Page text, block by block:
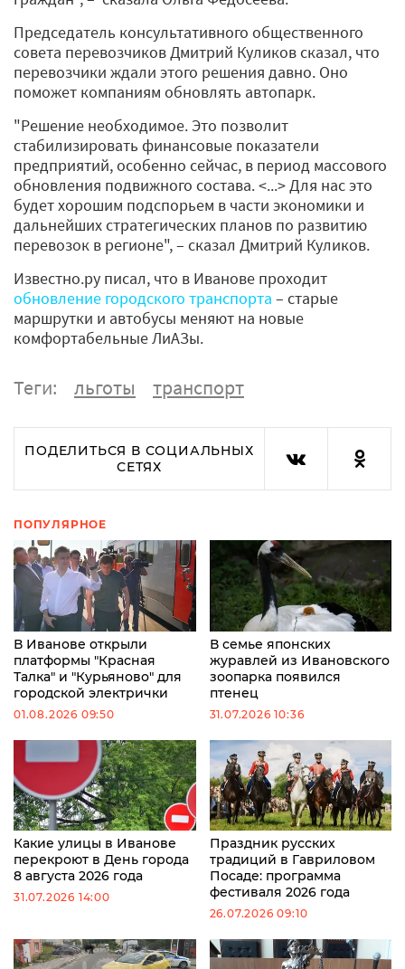
Председатель консультативного общественного
совета перевозчиков Дмитрий Куликов сказал, что
перевозчики ждали этого решения давно. Оно
поможет компаниям обновлять автопарк.
"Решение необходимое. Это позволит
стабилизировать финансовые показатели
предприятий, особенно сейчас, в период массового
обновления подвижного состава. <...> Для нас это
будет хорошим подспорьем в части экономики и
дальнейших стратегических планов по развитию
перевозок в регионе", – сказал Дмитрий Куликов.
Известно.ру писал, что в Иванове проходит
обновление городского транспорта – старые
маршрутки и автобусы меняют на новые
комфортабельные ЛиАЗы.
Теги: льготы транспорт
ПОДЕЛИТЬСЯ В СОЦИАЛЬНЫХ
СЕТЯХ
ПОПУЛЯРНОЕ
В Иванове открыли
платформы "Красная
Талка" и "Курьяново" для
городской электрички
01.08.2026 09:50
В семье японских
журавлей из Ивановского
зоопарка появился
птенец
31.07.2026 10:36
Какие улицы в Иванове
перекроют в День города
8 августа 2026 года
31.07.2026 14:00
Праздник русских
традиций в Гавриловом
Посаде: программа
фестиваля 2026 года
26.07.2026 09:10